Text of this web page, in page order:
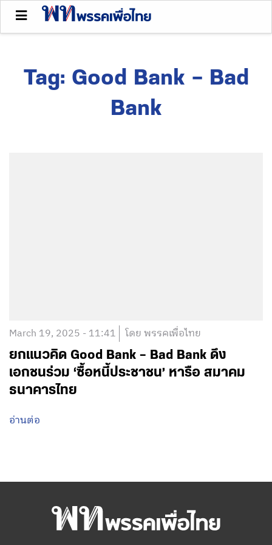
Tag: Good Bank – Bad
Bank
March 19, 2025 - 11:41 โดย พรรคเพื่อไทย
ยกแนวคิด Good Bank – Bad Bank ดึง
เอกชนร่วม ‘ซื้อหนี้ประชาชน’ หารือ สมาคม
ธนาคารไทย
อ่านต่อ